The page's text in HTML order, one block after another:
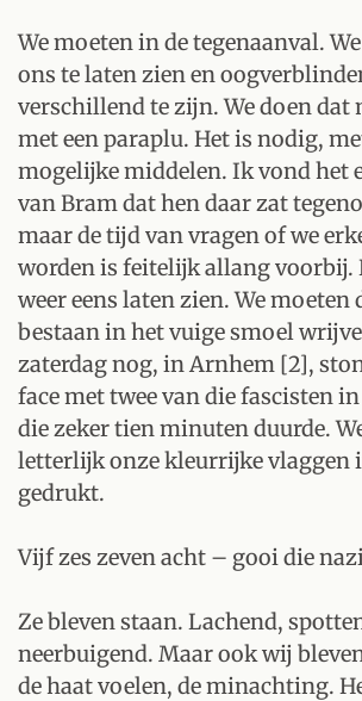
We moeten in de tegenaanval.
ons te laten zien en
verschillend te zijn. We doen
met een paraplu. Het is nodig,
mogelijke middelen. Ik vond het
van Bram dat hen daar zat
maar de tijd van vragen of we
worden is feitelijk allang voorbij.
weer eens laten zien. We moeten
bestaan in het vuige smoel
zaterdag nog, in Arnhem [2],
face met twee van die fascisten
die zeker tien minuten duurde.
letterlijk onze kleurrijke vlaggen
gedrukt.
Vijf zes zeven acht – gooi die
Ze bleven staan. Lachend,
neerbuigend. Maar ook wij
de haat voelen, de minachting.